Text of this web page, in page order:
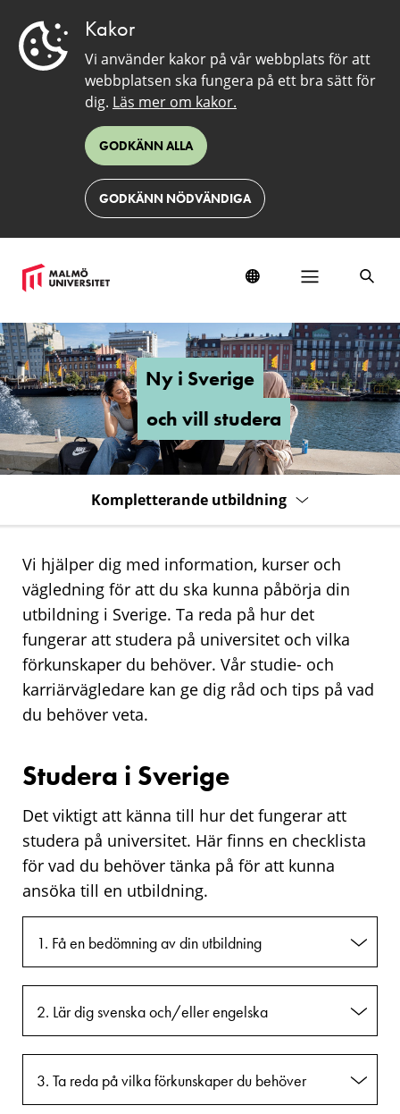
Kakor
Vi använder kakor på vår webbplats för att
webbplatsen ska fungera på ett bra sätt för
dig. Läs mer om kakor.
GODKÄNN ALLA
GODKÄNN NÖDVÄNDIGA
Ny
i
Sverige
och
vill
studera
Ny i Sverige
och vill studera
Kompletterande utbildning
Vi hjälper dig med information, kurser och
vägledning för att du ska kunna påbörja din
utbildning i Sverige. Ta reda på hur det
fungerar att studera på universitet och vilka
förkunskaper du behöver. Vår studie- och
karriärvägledare kan ge dig råd och tips på vad
du behöver veta.
Studera i Sverige
Det viktigt att känna till hur det fungerar att
studera på universitet. Här finns en checklista
för vad du behöver tänka på för att kunna
ansöka till en utbildning.
1. Få en bedömning av din utbildning
2. Lär dig svenska och/eller engelska
3. Ta reda på vilka förkunskaper du behöver